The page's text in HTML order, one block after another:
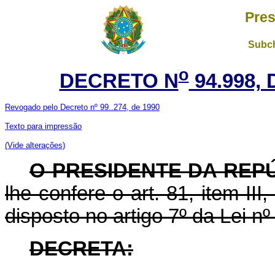
DECRETO No94.998,
Revogado pelo Decreto nº 99..274, de 1990
Texto para impressão
(Vide alterações)
O PRESIDENTE DA
lhe confere o art. 81, item
disposto no artigo 7º da Lei
DECRETA: